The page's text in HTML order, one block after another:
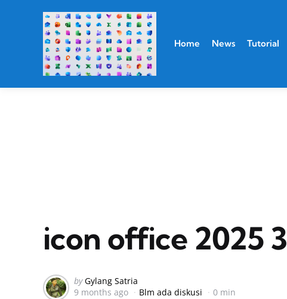
Home News Tutorial
icon office 2025 3
Posted
by
by Gylang Satria
9 months ago
Blm ada diskusi 0 min